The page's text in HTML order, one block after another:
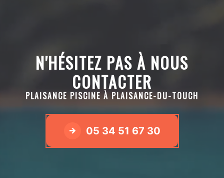
N'HÉSITEZ PAS À NOUS
CONTACTER
PLAISANCE PISCINE À PLAISANCE-DU-TOUCH
05 34 51 67 30